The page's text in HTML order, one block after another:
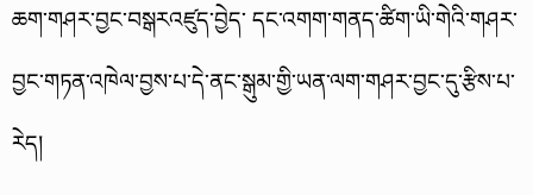
ཆག་གཤར་བྱང་བསྒརའཛུད་བྱེད་ དང་འགག་གནད་ཚིག་ཡི་གེའི་གཤར་
བྱང་གཏན་འཁེལ་བྱས་པ་དེ་ནང་སྒུམ་གྱི་ཡན་ལག་གཤར་བྱང་དུ་རྩིས་པ་
རེད།